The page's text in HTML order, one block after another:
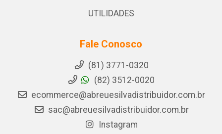
UTILIDADES
Fale Conosco
(81) 3771-0320
(82) 3512-0020
ecommerce@abreuesilvadistribuidor.com.br
sac@abreuesilvadistribuidor.com.br
Instagram